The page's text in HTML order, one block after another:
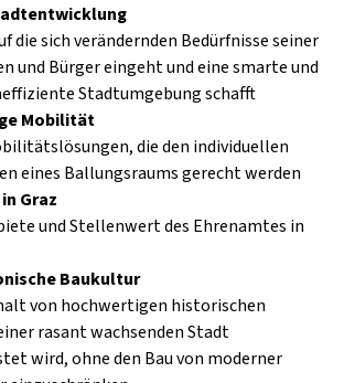
die sich verändernden Bedürfnisse seiner
und Bürger eingeht und eine smarte und
Stadtumgebung schafft
Mobilität
die den individuellen
eines Ballungsraums gerecht werden
Graz
und Stellenwert des Ehrenamtes in
Baukultur
von hochwertigen historischen
rasant wachsenden Stadt
wird, ohne den Bau von moderner